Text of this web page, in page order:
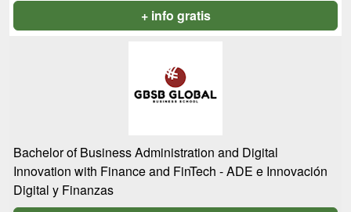
+ info gratis
Bachelor of Business Administration and Digital
Innovation with Finance and FinTech - ADE e Innovación
Digital y Finanzas